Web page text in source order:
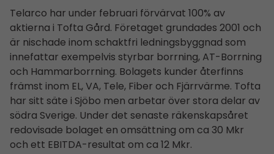
Telarco har under februari förvärvat 100% av
aktierna i Tofta Gård. Företaget grundades 2001 och
är nischade inom schaktfri ledningsbyggnad som
innefattar exempelvis styrbar borrning, AT-Borrning
och Hammarborrning. Bolagets kunder återfinns
främst inom EL, VA, Tele, Fiber och Fjärrvärme. Tofta
har sitt säte i Sjöbo men arbetar över stora delar av
södra Sverige. Under det senaste räkenskapsåret
redo­visade bolaget en omsättning om ca 30 Mkr
och ett EBITDA-resultat om ca 12 Mkr.